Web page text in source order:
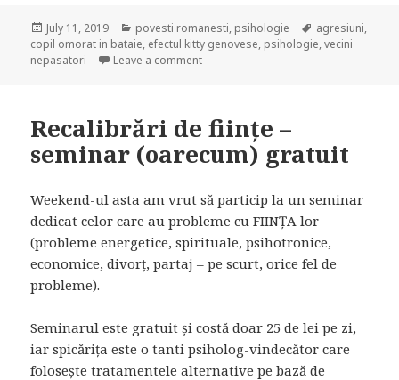
Posted
on
July 11, 2019 Categories
povesti romanesti, psihologie Tags
agresiuni,
copil omorat in bataie, efectul kitty genovese, psihologie,vecini
nepasatori
Leave a comment
Recalibrări de ființe –
seminar (oarecum) gratuit
Weekend-ul asta am vrut să particip la un seminar
dedicat celor care au probleme cu FIINȚA lor
(probleme energetice, spirituale, psihotronice,
economice, divorț, partaj – pe scurt, orice fel de
probleme).
Seminarul este gratuit și costă doar 25 de lei pe zi,
iar spicărița este o tanti psiholog-vindecător care
folosește tratamentele alternative pe bază de